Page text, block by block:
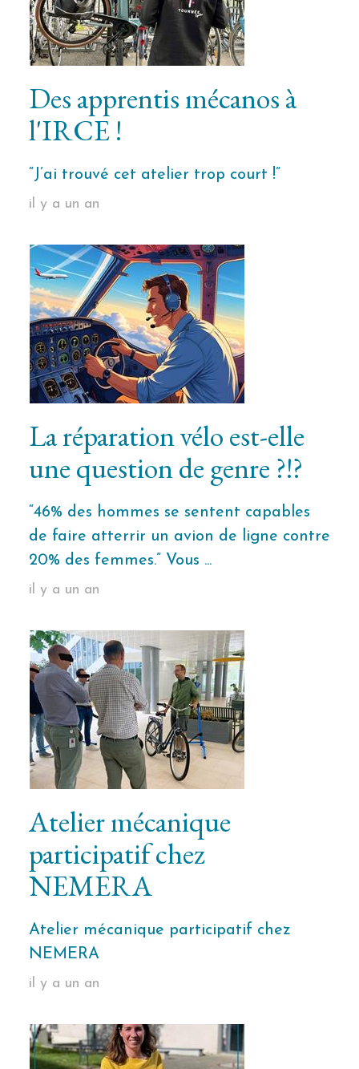
Des apprentis mécanos à
l'IRCE !
“J’ai trouvé cet atelier trop court !”
il y a un an
La réparation vélo est-elle
une question de genre ?!?
“46% des hommes se sentent capables
de faire atterrir un avion de ligne contre
20% des femmes.” Vous ...
il y a un an
Atelier mécanique
participatif chez
NEMERA
Atelier mécanique participatif chez
NEMERA
il y a un an